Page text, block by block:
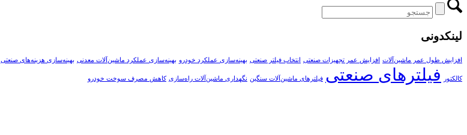
لینکدونی
افزایش طول عمر ماشین‌آلات افزایش عمر تجهیزات صنعتی انتخاب فیلتر صنعتی بهینه‌سازی عملکرد خودرو بهینه‌سازی عملکرد ماشین‌آلات معدنی بهینه‌سازی هزینه‌های صنعتی
کالکتور فیلترهای صنعتی فیلترهای ماشین‌آلات سنگین نگهداری ماشین‌آلات راه‌سازی کاهش مصرف سوخت خودرو